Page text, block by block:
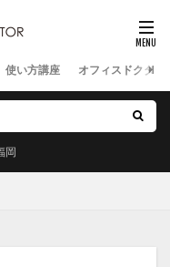
使い方講座 オフィスドクター
岡